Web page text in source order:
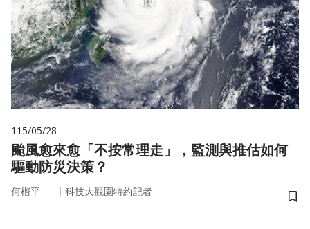
115/05/28
颱風愈來愈「不按常理走」，監測與推估如何
驅動防災決策？
何楷平 ｜ 科技大觀園特約記者
儲